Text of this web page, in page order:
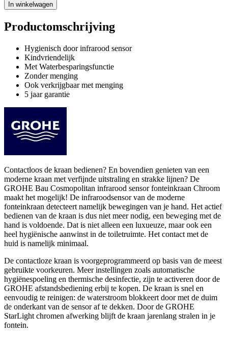
In winkelwagen
Productomschrijving
Hygienisch door infrarood sensor
Kindvriendelijk
Met Waterbesparingsfunctie
Zonder menging
Ook verkrijgbaar met menging
5 jaar garantie
Contactloos de kraan bedienen? En bovendien genieten van een
moderne kraan met verfijnde uitstraling en strakke lijnen? De
GROHE Bau Cosmopolitan infrarood sensor fonteinkraan Chroom
maakt het mogelijk! De infraroodsensor van de moderne
fonteinkraan detecteert namelijk bewegingen van je hand. Het actief
bedienen van de kraan is dus niet meer nodig, een beweging met de
hand is voldoende. Dat is niet alleen een luxueuze, maar ook een
heel hygiënische aanwinst in de toiletruimte. Het contact met de
huid is namelijk minimaal.
De contactloze kraan is voorgeprogrammeerd op basis van de meest
gebruikte voorkeuren. Meer instellingen zoals automatische
hygiënespoeling en thermische desinfectie, zijn te activeren door de
GROHE afstandsbediening erbij te kopen. De kraan is snel en
eenvoudig te reinigen: de waterstroom blokkeert door met de duim
de onderkant van de sensor af te dekken. Door de GROHE
StarLight chromen afwerking blijft de kraan jarenlang stralen in je
fontein.